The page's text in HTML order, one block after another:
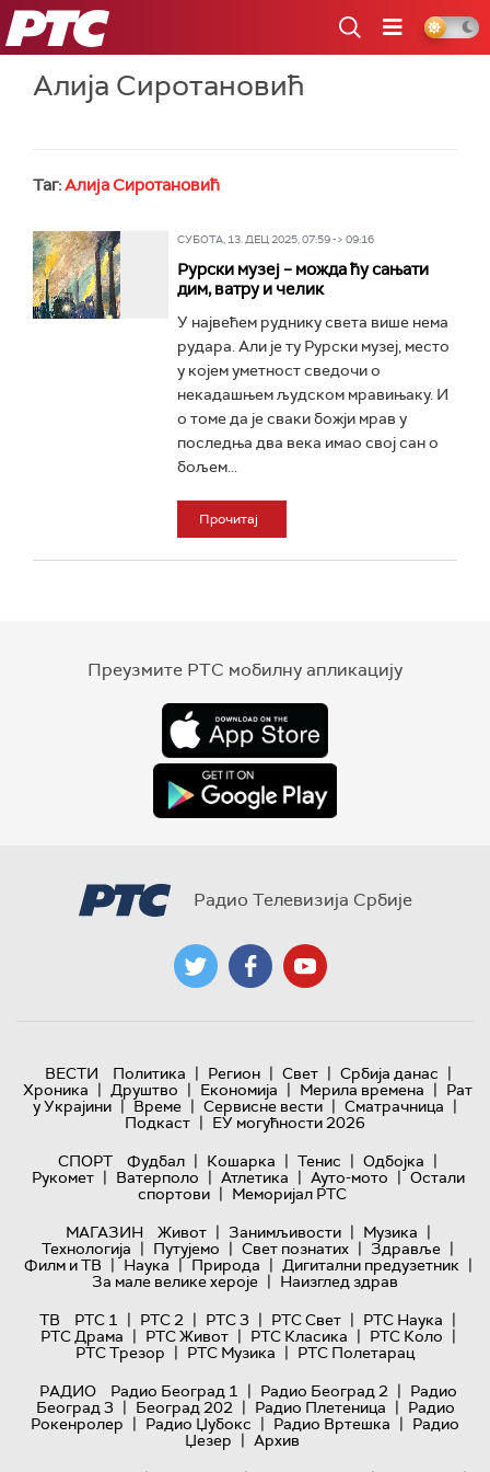
РТС
Алија Сиротановић
Таг:Алија Сиротановић
СУБОТА, 13. ДЕЦ 2025, 07:59 -> 09:16
Рурски музеј – можда ћу сањати
дим, ватру и челик
У највећем руднику света више нема
рудара. Али је ту Рурски музеј, место
у којем уметност сведочи о
некадашњем људском мравињаку. И
о томе да је сваки божји мрав у
последња два века имао свој сан о
бољем...
Прочитај
Преузмите РТС мобилну апликацију
Радио Телевизија Србије
ВЕСТИ Политика | Регион | Свет | Србија данас |
Хроника | Друштво | Економија | Мерила времена | Рат
у Украјини | Време | Сервисне вести | Сматрачница |
Подкаст | ЕУ могућности 2026
СПОРТ
Фудбал | Кошарка | Тенис | Одбојка |
Рукомет | Ватерполо | Атлетика | Ауто-мото | Остали
спортови | Меморијал РТС
МАГАЗИН
Живот | Занимљивости | Музика |
Технологијa | Путујемо | Свет познатих | Здравље |
Филм и ТВ | Наука | Природа | Дигитални предузетник |
За мале велике хероје | Наизглед здрав
ТВ
РТС 1 | РТС 2 | РТС 3 | РТС Свет | РТС Наука |
РТС Драма | РТС Живот | РТС Класика | РТС Коло |
РТС Трезор | РТС Музика | РТС Полетарац
РАДИО
Радио Београд 1 | Радио Београд 2 | Радио
Београд 3 | Београд 202 | Радио Плетеница | Радио
Рокенролер | Радио Џубокс | Радио Вртешка | Радио
Џезер | Архив